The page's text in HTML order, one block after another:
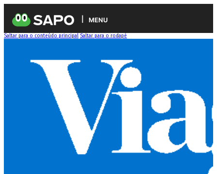
MENU
Saltar para o conteúdo principal Saltar para o rodapé